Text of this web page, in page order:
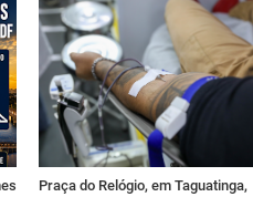
Praça do Relógio, em Taguatinga,